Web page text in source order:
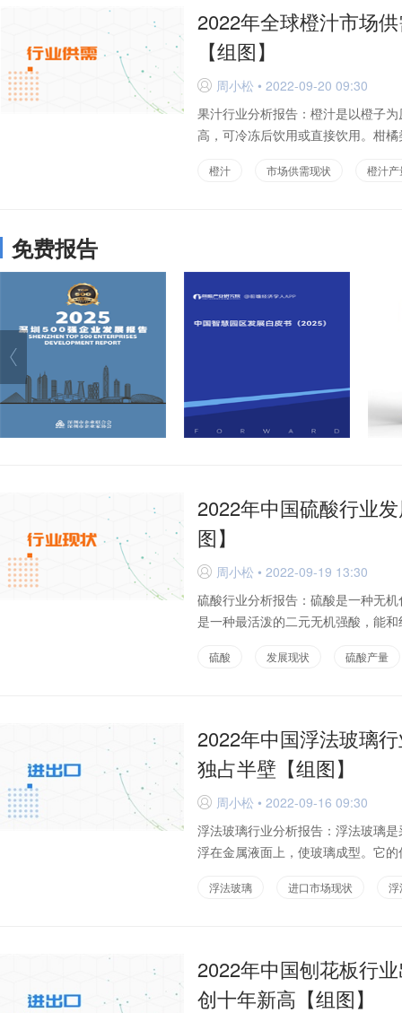
2022年全球橙汁市场
【组图】
D 周小松 • 2022-09-20 09:30
果汁行业分析报告：橙汁是以橙子
高，可冷冻后饮用或直接饮用。柑
橙汁 市场供需现状 橙汁产
免费报告
2022年中国硫酸行业
图】
D 周小松 • 2022-09-19 13:30
硫酸行业分析报告：硫酸是一种无
是一种最活泼的二元无机强酸，能
硫酸 发展现状 硫酸产量
2022年中国浮法玻璃
独占半壁【组图】
D 周小松 • 2022-09-16 09:30
浮法玻璃行业分析报告：浮法玻璃
浮在金属液面上，使玻璃成型。它
浮法玻璃 进口市场现状 浮
2022年中国刨花板行
创十年新高【组图】